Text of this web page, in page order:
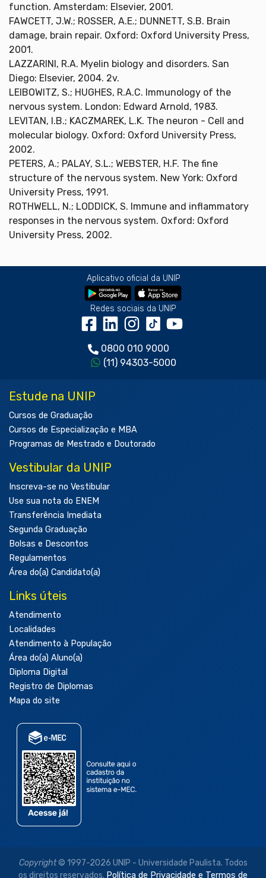
function. Amsterdam: Elsevier, 2001.
FAWCETT, J.W.; ROSSER, A.E.; DUNNETT, S.B. Brain
damage, brain repair. Oxford: Oxford University Press,
2001.
LAZZARINI, R.A. Myelin biology and disorders. San
Diego: Elsevier, 2004. 2v.
LEIBOWITZ, S.; HUGHES, R.A.C. Immunology of the
nervous system. London: Edward Arnold, 1983.
LEVITAN, I.B.; KACZMAREK, L.K. The neuron - Cell and
molecular biology. Oxford: Oxford University Press,
2002.
PETERS, A.; PALAY, S.L.; WEBSTER, H.F. The fine
structure of the nervous system. New York: Oxford
University Press, 1991.
ROTHWELL, N.; LODDICK, S. Immune and inflammatory
responses in the nervous system. Oxford: Oxford
University Press, 2002.
Aplicativo oficial da UNIP
Redes sociais da UNIP
0800 010 9000
(11) 94303-5000
Estude na UNIP
Cursos de Graduação
Cursos de Especialização e MBA
Programas de Mestrado e Doutorado
Vestibular da UNIP
Inscreva-se no Vestibular
Use sua nota do ENEM
Transferência Imediata
Segunda Graduação
Bolsas e Descontos
Regulamentos
Área do(a) Candidato(a)
Links úteis
Atendimento
Localidades
Atendimento à População
Área do(a) Aluno(a)
Diploma Digital
Registro de Diplomas
Mapa do site
Copyright© 1997-2026 UNIP - Universidade Paulista. Todos
os direitos reservados. Política de Privacidade e Termos de